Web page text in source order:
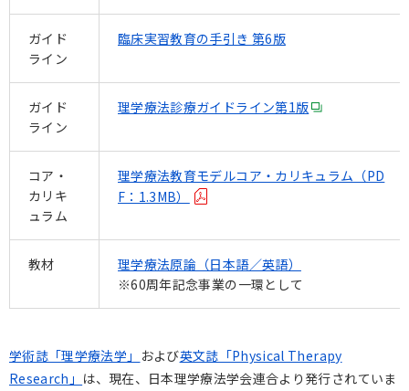
ガイド
ライン
臨床実習教育の手引き 第6版
ガイド
ライン
理学療法診療ガイドライン第1版
コア・
カリキ
ュラム
理学療法教育モデルコア・カリキュラム（PD
F：1.3MB）
教材
理学療法原論（日本語／英語）
※60周年記念事業の一環として
学術誌「理学療法学」 および英文誌「Physical Therapy
Research」 は、現在、日本理学療法学会連合より発行されていま